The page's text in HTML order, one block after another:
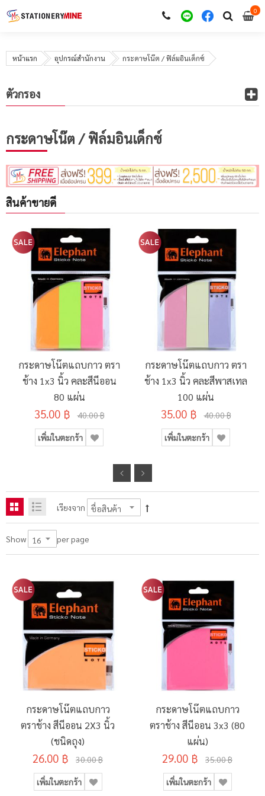
00
หน้าแรก อุปกรณ์สำนักงาน กระดาษโน๊ต / ฟิล์มอินเด็กซ์
กระดาษโน๊ต / ฟิล์มอินเด็กซ์
สินค้าขายดี
กระดาษโน๊ตแถบกาว ตรา
ช้าง 1x3 นิ้ว คละสีนีออน
80 แผ่น
35.00 ฿ 40.00 ฿
เพิ่มในตะกร้า
กระดาษโน๊ตแถบกาว ตรา
ช้าง 1x3 นิ้ว คละสีพาสเทล
100 แผ่น
35.00 ฿ 40.00 ฿
เพิ่มในตะกร้า
เรียงจาก
Show per page
กระดาษโน๊ตแถบกาว
ตราช้าง สีนีออน 2X3 นิ้ว
(ชนิดถุง)
26.00 ฿ 30.00 ฿
เพิ่มในตะกร้า
กระดาษโน๊ตแถบกาว
ตราช้าง สีนีออน 3x3 (80
แผ่น)
29.00 ฿ 35.00 ฿
เพิ่มในตะกร้า
ตัวกรอง